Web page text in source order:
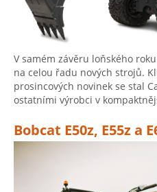
V samém závěru loňského
na celou řadu nových strojů.
prosincových novinek se stal
ostatními výrobci v
Bobcat E50z, E55z a